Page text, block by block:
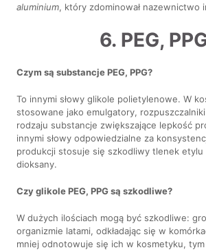
aluminium, który zdominował nazewnictwo
6. PEG,
Czym są substancje PEG, PPG?
To innymi słowy glikole polietylenowe. W
stosowane jako emulgatory,
rodzaju substancje zwiększające lepkość
innymi słowy odpowiedzialne za
produkcji stosuje się szkodliwy tlenek
dioksany.
Czy glikole PEG, PPG są szkodliwe?
W dużych ilościach mogą być szkodliwe:
organizmie latami, odkładając się w
mniej odnotowuje się ich w kosmetyku, tym